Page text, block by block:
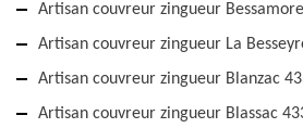
Artisan couvreur zingueur
Artisan couvreur zingueur La
Artisan couvreur zingueur Blanzac
Artisan couvreur zingueur Blassac